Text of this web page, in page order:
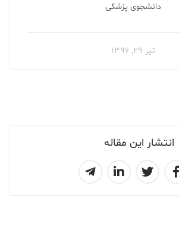
انتشار این مقاله
دانشجوی پزشکی
تیر ۲۹, ۱۳۹۶